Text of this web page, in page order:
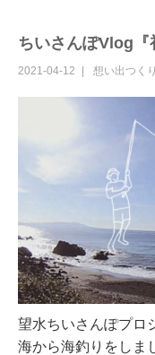
ちいさんぽVlog『
2021-04-12 想い出つく
望水ちいさんぽプロ
海から海釣りをしま